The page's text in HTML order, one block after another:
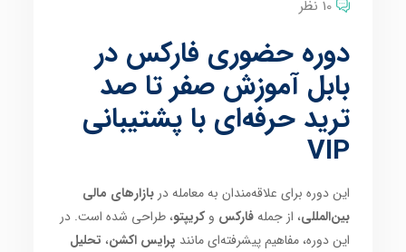
10 نظر
دوره حضوری فارکس در
بابل آموزش صفر تا صد
ترید حرفه‌ای با پشتیبانی
VIP
این دوره برای علاقه‌مندان به معامله دربازارهای مالی
بین‌المللی، از جملهفارکس وکریپتو، طراحی شده است. در
این دوره، مفاهیم پیشرفته‌ای مانند پرایس اکشن، تحلیل